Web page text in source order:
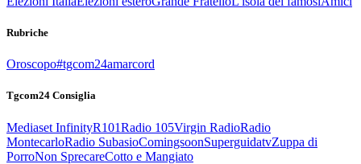
Rubriche
Oroscopo#tgcom24amarcord
Tgcom24 Consiglia
Mediaset InfinityR101Radio 105Virgin RadioRadio
MontecarloRadio SubasioComingsoonSuperguidatvZuppa di
PorroNon SprecareCotto e Mangiato